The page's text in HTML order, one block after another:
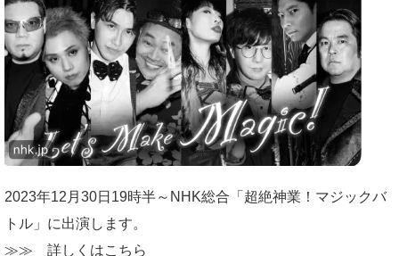
2023年12月30日19時半～NHK総合「超絶神業！マジックバ
トル」に出演します。
≫≫ 詳しくはこちら